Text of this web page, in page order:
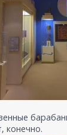
конечно.